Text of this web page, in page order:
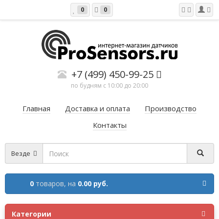
0 0
+7 (499) 450-99-25
по будням с 10:00 до 20:00
Главная Доставка и оплата
Производство
Контакты
Везде
0 товаров, на 0.00 руб.
Категории